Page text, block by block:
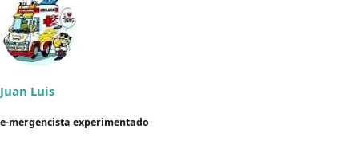
Juan Luis
e-mergencista experimentado